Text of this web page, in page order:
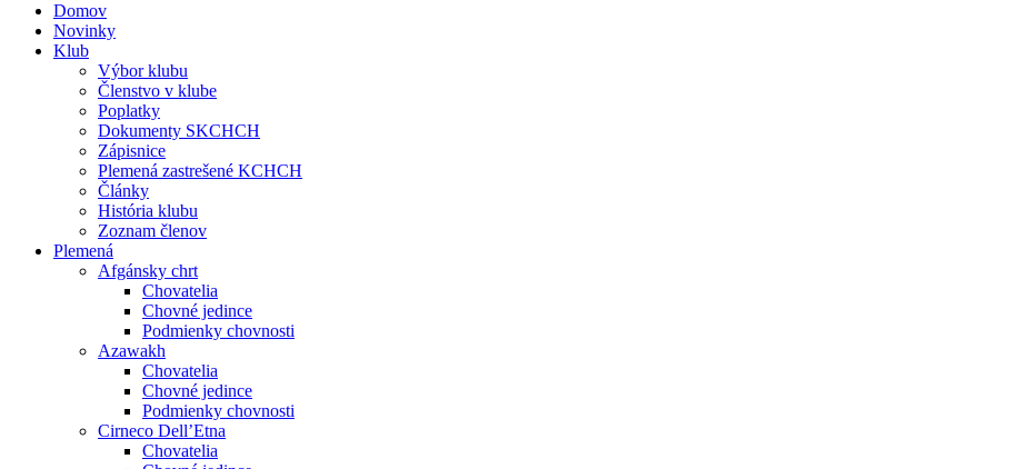
Domov
Novinky
Klub
Výbor klubu
Členstvo v klube
Poplatky
Dokumenty SKCHCH
Zápisnice
Plemená zastrešené KCHCH
Články
História klubu
Zoznam členov
Plemená
Afgánsky chrt
Chovatelia
Chovné jedince
Podmienky chovnosti
Azawakh
Chovatelia
Chovné jedince
Podmienky chovnosti
Cirneco Dell’Etna
Chovatelia